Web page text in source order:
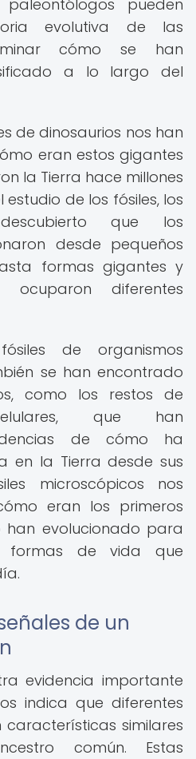
pueden
evolutiva de las
cómo se han
a lo largo del
de dinosaurios nos han
eran estos gigantes
la Tierra hace millones
de los fósiles, los
que los
desde pequeños
formas gigantes y
ocuparon diferentes
de organismos
se han encontrado
como los restos de
que han
de cómo ha
en la Tierra desde sus
microscópicos nos
eran los primeros
evolucionado para
de vida que
de un
evidencia importante
indica que diferentes
similares
común. Estas